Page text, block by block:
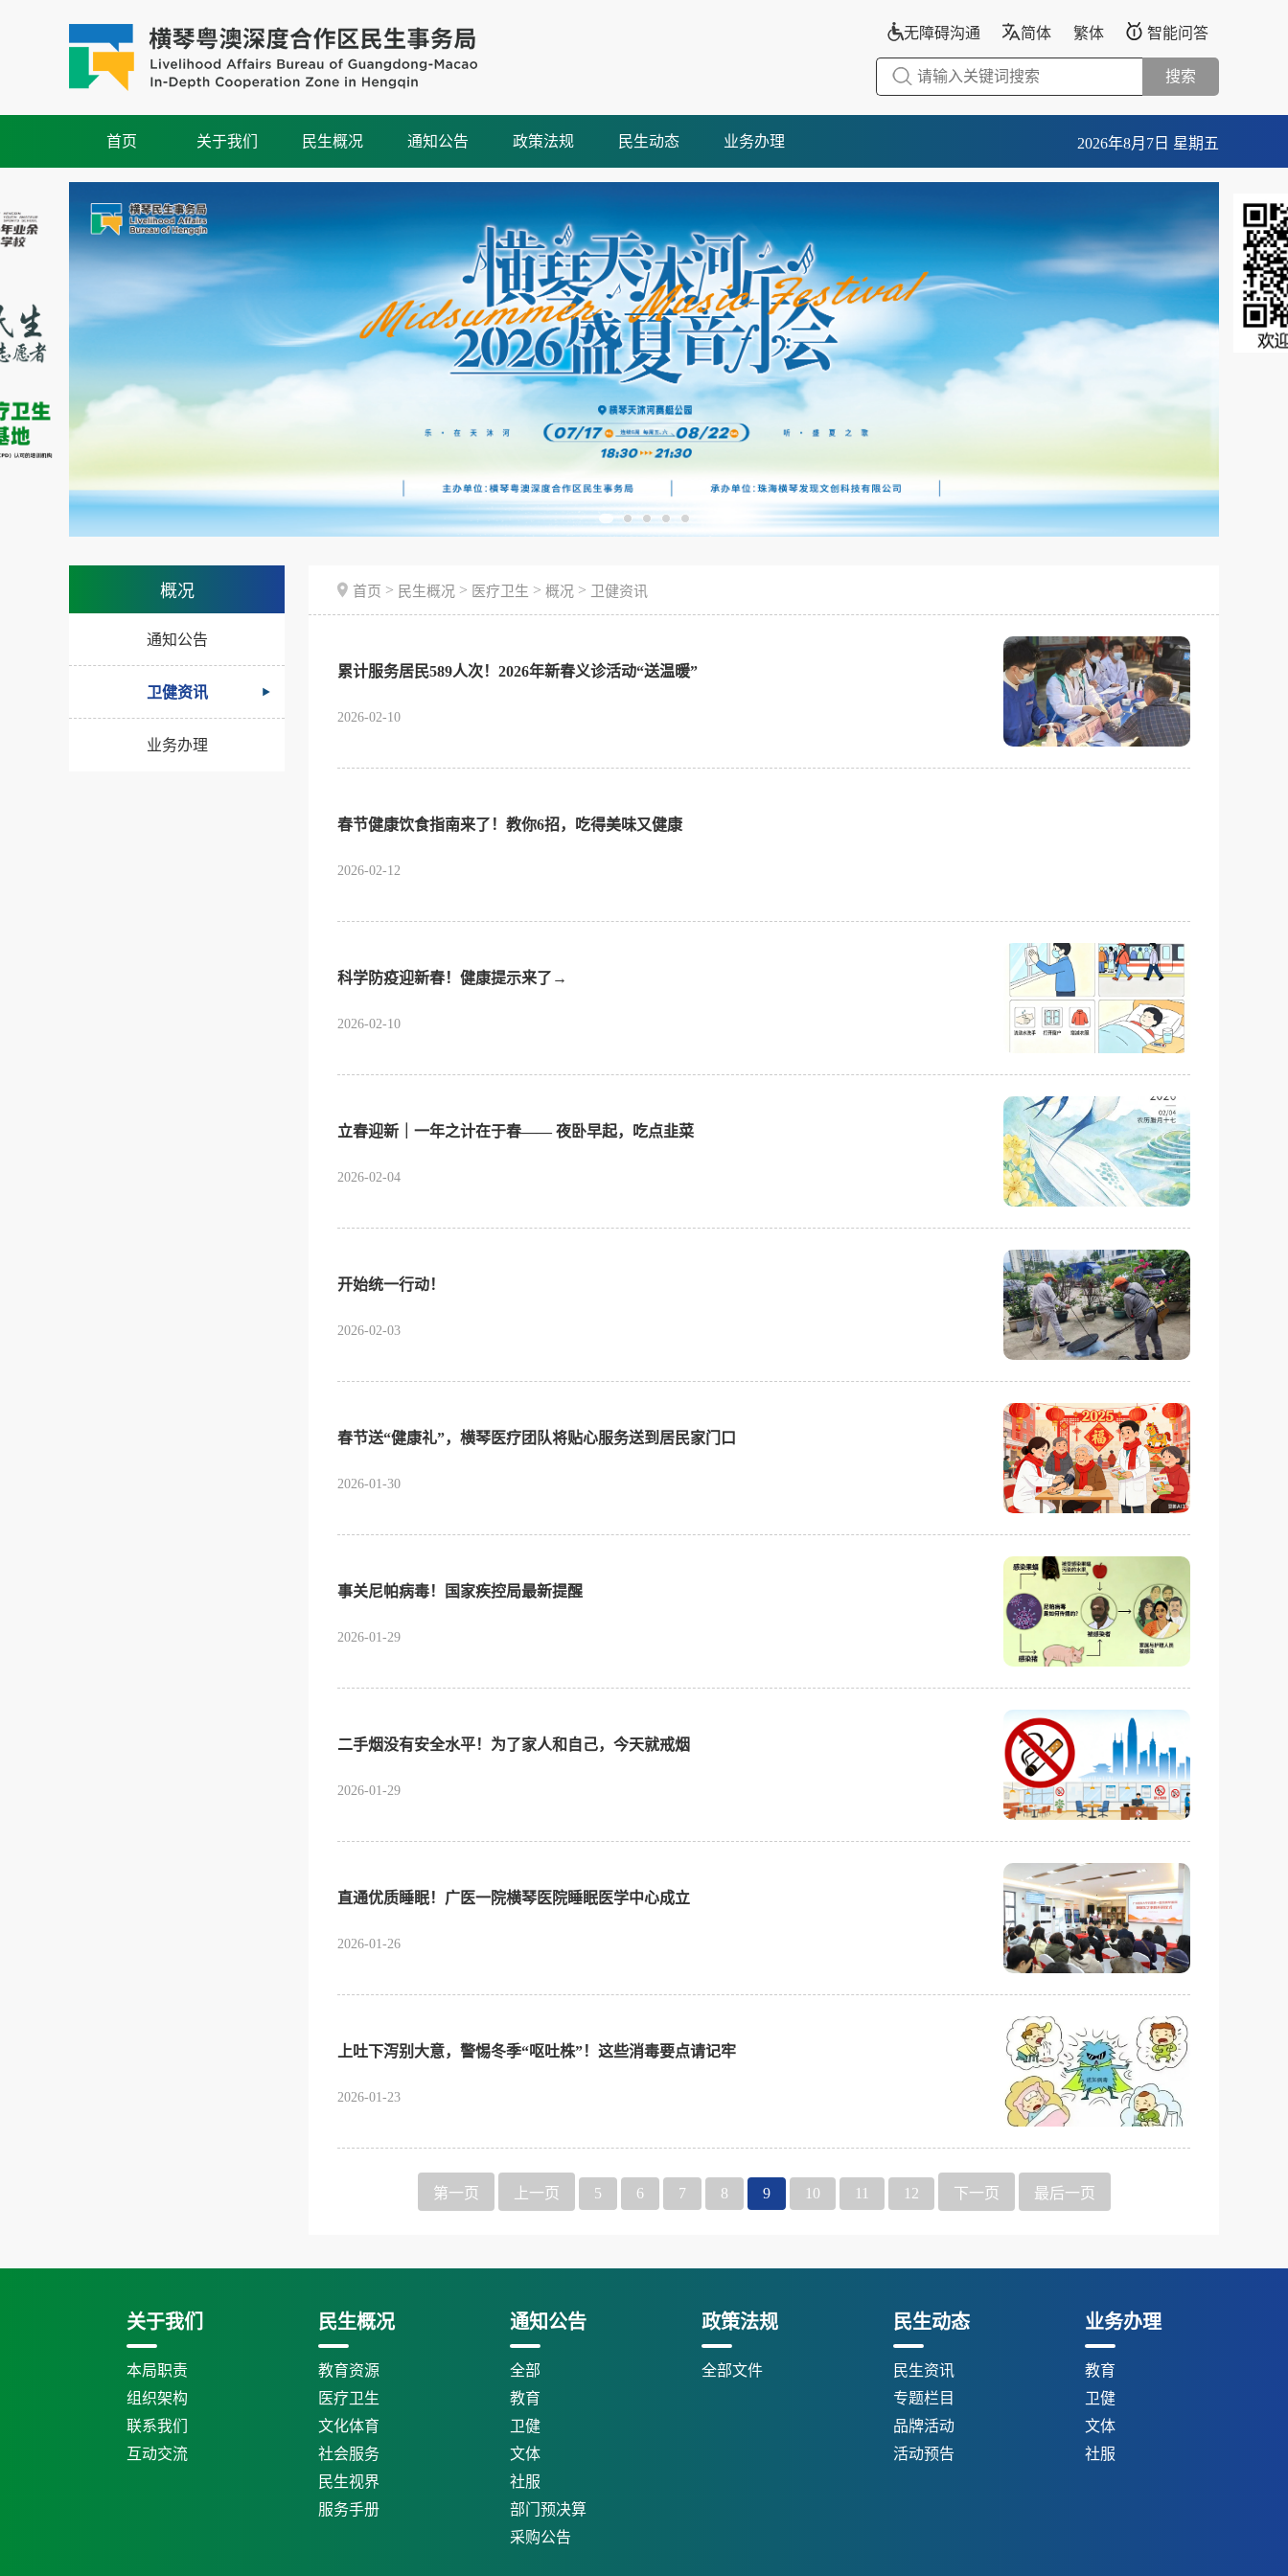
无障碍沟通 简体 繁体 智能问答
搜索
首页 关于我们 民生概况 通知公告 政策法规 民生动态 业务办理 2026年8月7日 星期五
概况
通知公告
卫健资讯
业务办理
首页 > 民生概况 > 医疗卫生 > 概况 > 卫健资讯
累计服务居民589人次！2026年新春义诊活动“送温暖”
2026-02-10
春节健康饮食指南来了！教你6招，吃得美味又健康
2026-02-12
科学防疫迎新春！健康提示来了→
2026-02-10
立春迎新｜一年之计在于春—— 夜卧早起，吃点韭菜
2026-02-04
开始统一行动！
2026-02-03
春节送“健康礼”，横琴医疗团队将贴心服务送到居民家门口
2026-01-30
事关尼帕病毒！国家疾控局最新提醒
2026-01-29
二手烟没有安全水平！为了家人和自己，今天就戒烟
2026-01-29
直通优质睡眠！广医一院横琴医院睡眠医学中心成立
2026-01-26
上吐下泻别大意，警惕冬季“呕吐株”！这些消毒要点请记牢
2026-01-23
第一页 上一页 5 6 7 8 9 10 11 12 下一页 最后一页
关于我们
本局职责
组织架构
联系我们
互动交流
民生概况
教育资源
医疗卫生
文化体育
社会服务
民生视界
服务手册
通知公告
全部
教育
卫健
文体
社服
部门预决算
采购公告
政策法规
全部文件
民生动态
民生资讯
专题栏目
品牌活动
活动预告
业务办理
教育
卫健
文体
社服